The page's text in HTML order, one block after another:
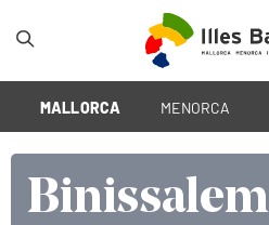
MALLORCA MENORCA
Binissalem